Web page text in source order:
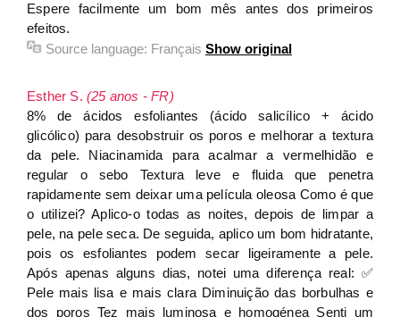
Espere facilmente um bom mês antes dos primeiros
efeitos.
Source language: Français Show original
Esther S. (25 anos - FR)
8% de ácidos esfoliantes (ácido salicílico + ácido
glicólico) para desobstruir os poros e melhorar a textura
da pele. Niacinamida para acalmar a vermelhidão e
regular o sebo Textura leve e fluida que penetra
rapidamente sem deixar uma película oleosa Como é que
o utilizei? Aplico-o todas as noites, depois de limpar a
pele, na pele seca. De seguida, aplico um bom hidratante,
pois os esfoliantes podem secar ligeiramente a pele.
Após apenas alguns dias, notei uma diferença real: ✅
Pele mais lisa e mais clara Diminuição das borbulhas e
dos poros Tez mais luminosa e homogénea Senti um